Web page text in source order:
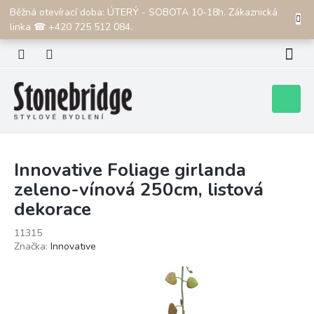
Přejít
obsah
Běžná otevírací doba: ÚTERÝ - SOBOTA 10-18h. Zákaznická
linka ☎ +420 725 512 084.
CZK
košík
Innovative Foliage girlanda
zeleno-vínová 250cm, listová
dekorace
11315
Značka: Innovative